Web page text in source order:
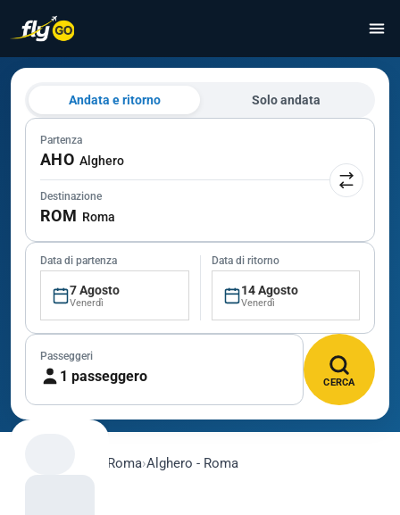
Andata e ritorno Solo andata
Partenza
AHO Alghero
Destinazione
ROM Roma
Data di partenza
7 Agosto
Venerdì
Data di ritorno
14 Agosto
Venerdì
Passeggeri
1 passeggero CERCA
Roma›Alghero - Roma